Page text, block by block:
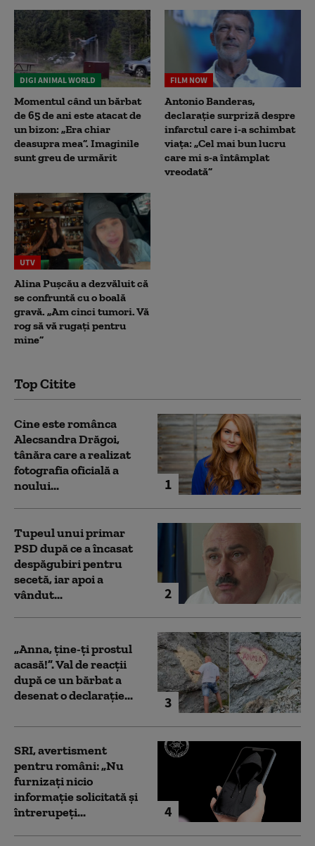
DIGI ANIMAL WORLD
Momentul când un bărbat
de 65 de ani este atacat de
un bizon: „Era chiar
deasupra mea”. Imaginile
sunt greu de urmărit
FILM NOW
Antonio Banderas,
declarație surpriză despre
infarctul care i-a schimbat
viața: „Cel mai bun lucru
care mi s-a întâmplat
vreodată”
UTV
Alina Pușcău a dezvăluit că
se confruntă cu o boală
gravă. „Am cinci tumori. Vă
rog să vă rugați pentru
mine”
Top Citite
1
Cine este românca
Alecsandra Drăgoi,
tânăra care a realizat
fotografia oficială a
noului...
2
Tupeul unui primar
PSD după ce a încasat
despăgubiri pentru
secetă, iar apoi a
vândut...
3
„Anna, ţine-ţi prostul
acasă!”. Val de reacții
după ce un bărbat a
desenat o declarație...
4
SRI, avertisment
pentru români: „Nu
furnizați nicio
informație solicitată și
întrerupeți...